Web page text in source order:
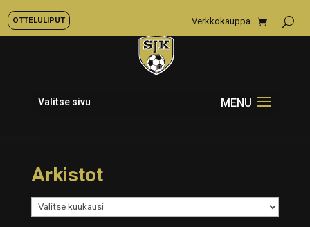
OTTELULIPUT Verkkokauppa
Valitse sivu
Arkistot
Arkistot